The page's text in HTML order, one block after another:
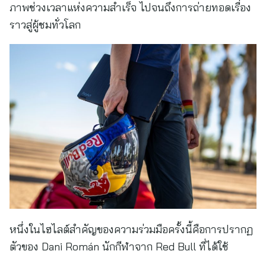
ภาพช่วงเวลาแห่งความสำเร็จ ไปจนถึงการถ่ายทอดเรื่อง
ราวสู่ผู้ชมทั่วโลก
หนึ่งในไฮไลต์สำคัญของความร่วมมือครั้งนี้คือการปรากฏ
ตัวของ Dani Román นักกีฬาจาก Red Bull ที่ได้ใช้